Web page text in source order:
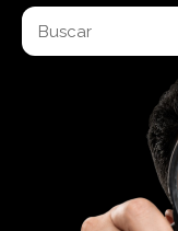
Buscar